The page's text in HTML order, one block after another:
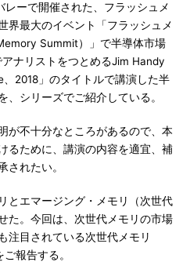
ーで開催された、フラッシュメ
界最大のイベント「フラッシュメ
Summit）」で半導体市場
ナリストをつとめるJim Handy
2018」のタイトルで講演した半
、シリーズでご紹介している。
が不十分なところがあるので、本
るために、講演の内容を適宜、補
されたい。
とエマージング・メモリ（次世代
た。今回は、次世代メモリの市場
注目されている次世代メモリ
報告する。